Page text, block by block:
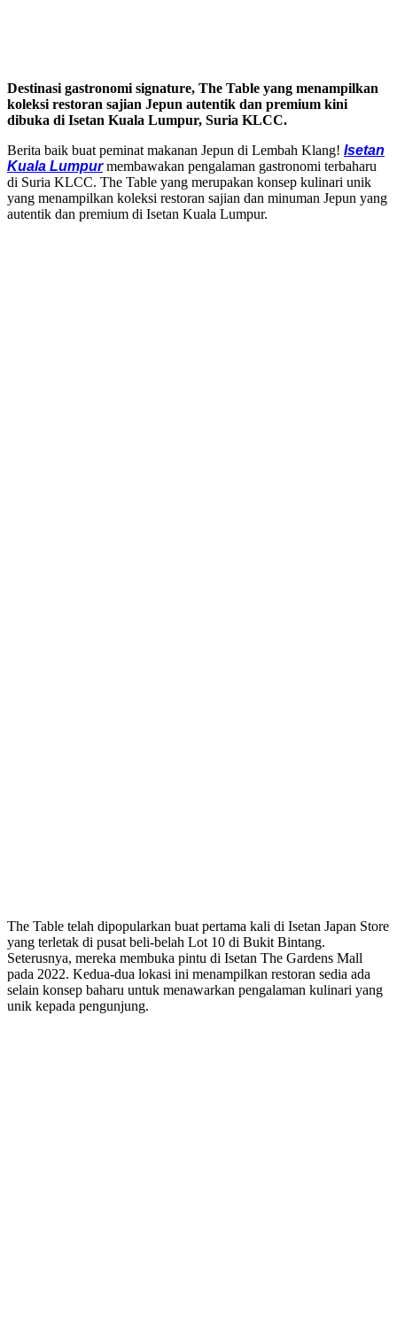
Destinasi gastronomi signature, The Table yang menampilkan
koleksi restoran sajian Jepun autentik dan premium kini
dibuka di Isetan Kuala Lumpur, Suria KLCC.
Berita baik buat peminat makanan Jepun di Lembah Klang! Isetan
Kuala Lumpurmembawakan pengalaman gastronomi terbaharu
di Suria KLCC. The Table yang merupakan konsep kulinari unik
yang menampilkan koleksi restoran sajian dan minuman Jepun yang
autentik dan premium di Isetan Kuala Lumpur.
The Table telah dipopularkan buat pertama kali di Isetan Japan Store
yang terletak di pusat beli-belah Lot 10 di Bukit Bintang.
Seterusnya, mereka membuka pintu di Isetan The Gardens Mall
pada 2022. Kedua-dua lokasi ini menampilkan restoran sedia ada
selain konsep baharu untuk menawarkan pengalaman kulinari yang
unik kepada pengunjung.